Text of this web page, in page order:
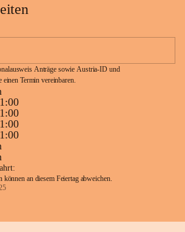
Anträge sowie Austria-ID und
einen Termin vereinbaren.
an diesem Feiertag abweichen.